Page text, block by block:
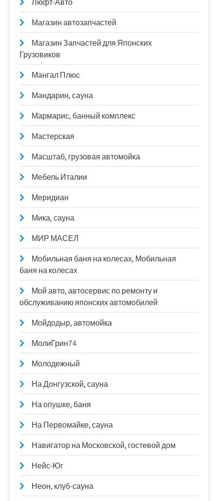
Люфт-Авто
Магазин автозапчастей
Магазин Запчастей для Японских
Грузовиков
Мангал Плюс
Мандарин, сауна
Мармарис, банный комплекс
Мастерская
Масштаб, грузовая автомойка
Мебель Италии
Меридиан
Мика, сауна
МИР МАСЕЛ
Мобильная баня на колесах, Мобильная
баня на колесах
Мой авто, автосервис по ремонту и
обслуживанию японских автомобилей
Мойдодыр, автомойка
МолиГрин74
Молодежный
На Донгузской, сауна
На опушке, баня
На Первомайке, сауна
Навигатор на Московской, гостевой дом
Нейс-Юг
Неон, клуб-сауна